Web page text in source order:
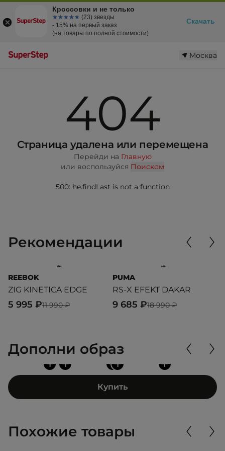
Москва
404
Страница удалена или перемещена
Перейди на Главную
или воспользуйся Поиском
500: he.findLast is not a function
Рекомендации
REEBOK
ZIG KINETICA EDGE
11 990 ₽
5 995 ₽
PUMA
RS-X EFEKT DAKAR
18 990 ₽
9 685 ₽
Дополни образ
+
+ + +
+
Купить
Похожие товары
Кроссовки и не только
☆☆☆☆☆
★★★★★ (23) звезды
- 15% на первый заказ
(на товары по полной стоимости)
Скачать